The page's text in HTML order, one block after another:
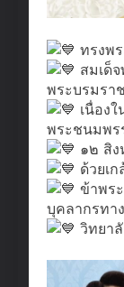
ทรงพ
สมเด็
พระบรมรา
เ​นื่อง
พระชนมพร
๑๒ สิ
ด้วยเ
ข้าพร
บุคลากรทา
วิทยา